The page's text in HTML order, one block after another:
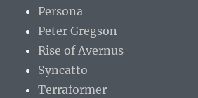
Persona
Peter Gregson
Rise of Avernus
Syncatto
Terraformer